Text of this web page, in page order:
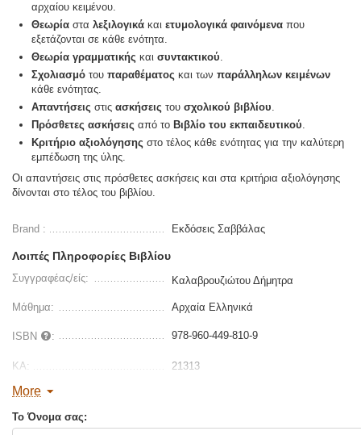
αρχαίου κειμένου.
Θεωρίαστα λεξιλογικάκαι ετυμολογικά φαινόμενα που
εξετάζονται σε κάθε ενότητα.
Θεωρία γραμματικής καισυντακτικού.
Σχολιασμό τουπαραθέματος και τωνπαράλληλων κειμένων
κάθε ενότητας.
Απαντήσεις στιςασκήσεις τουσχολικού βιβλίου.
Πρόσθετες ασκήσεις από το Βιβλίο του εκπαιδευτικού.
Κριτήριο αξιολόγησης στο τέλος κάθε ενότητας για την καλύτερη
εμπέδωση της ύλης.
Οι απαντήσεις στις πρόσθετες ασκήσεις και στα κριτήρια αξιολόγησης
δίνονται στο τέλος του βιβλίου.
Brand : Εκδόσεις Σαββάλας
Λοιπές Πληροφορίες Βιβλίου
Συγγραφέας/είς: Καλαβρουζιώτου Δήμητρα
Μάθημα: Αρχαία Ελληνικά
ISBN : 978-960-449-810-9
ΚΑ: 21313
Διαστάσεις:
Σελίδες :
More
Το Όνομα σας: